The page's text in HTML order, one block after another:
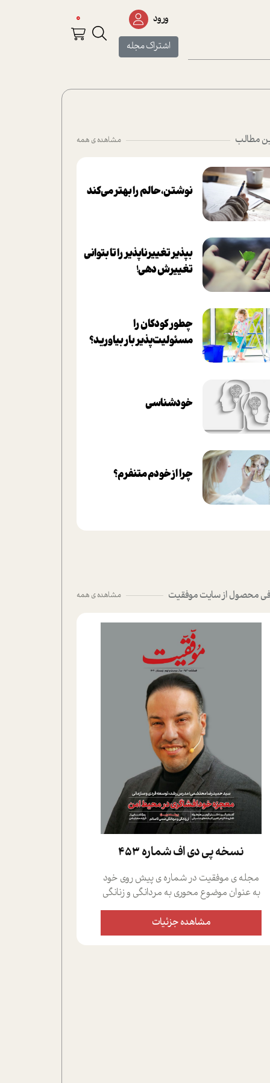
ورود
اشتراک مجله
0
مطالب مشاهده ی همه
نوشتن، حالم را بهتر می‌کند
بپذير تغييرناپذير را تا بتواني
تغييرش دهي!‏
چطور کودکان را
مسئولیت‌پذیر بار بیاورید؟
خودشناسی
چرا از خودم متنفرم؟
محصول از سایت موفقیت مشاهده ی همه
نسخه پي دي اف شماره 453
مجله ی موفقیت در شماره ی پیش روی خود
به عنوان موضوع محوری به مردانگی و زنانگی
سمی پرداخته است؛ علاوه بر این که؛ گفت و
گویی اختصاصی داشته ایم با فردین علیخواه،
جامعه شناس در بخش های مختلف تلاش
مشاهده جزئیات